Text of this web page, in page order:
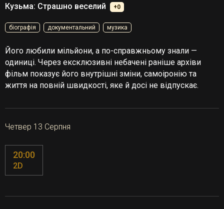
Кузьма: Страшно веселий +0
біографія документальний музика
Його любили мільйони, а по-справжньому знали —
одиниці. Через ексклюзивні небачені раніше архіви
фільм показує його внутрішні зміни, самоіронію та
життя на повній швидкості, яке й досі не відпускає.
Четвер 13 Серпня
20:00
2D